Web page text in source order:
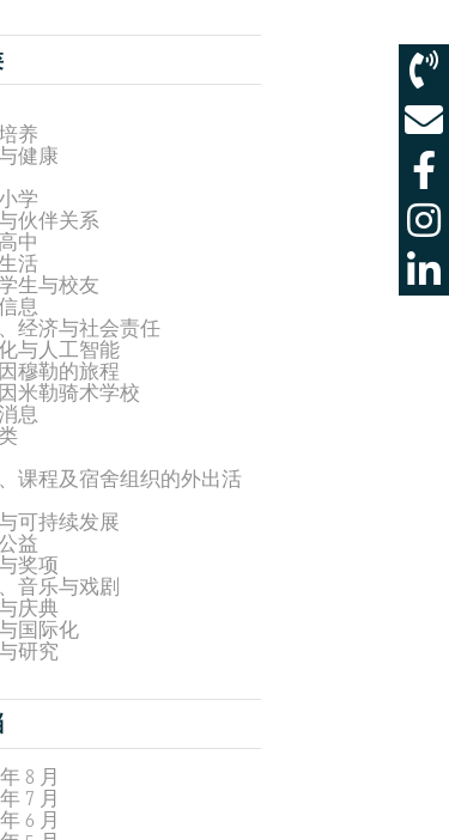
养
健康
学
伙伴关系
中
活
生与校友
息
经济与社会责任
与人工智能
穆勒的旅程
米勒骑术学校
息
课程及宿舍组织的外出活
可持续发展
益
奖项
音乐与戏剧
庆典
国际化
研究
8 月
7 月
6 月